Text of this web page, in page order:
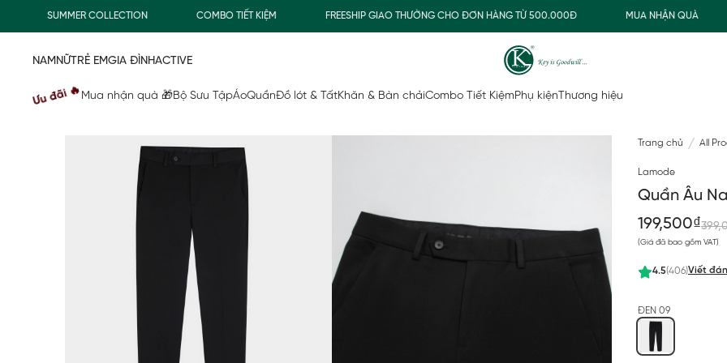
SUMMER COLLECTION COMBO TIẾT KIỆM FREESHIP GIAO THƯỜNG CHO ĐƠN HÀNG TỪ 500.000Đ MUA NHẬN QUÀ
NAMNỮTRẺ EMGIA ĐÌNHACTIVE
Ưu đãi 🔥 Mua nhận quà 🎁Bộ Sưu TậpÁoQuầnĐồ lót & TấtKhăn & Bàn chảiCombo Tiết KiệmPhụ kiện Thương hiệu
Trang chủ All
Lamode
Quần Âu
199,500₫
(Giá đã bao gồm VAT)
4.5(406)Viết
ĐEN 09